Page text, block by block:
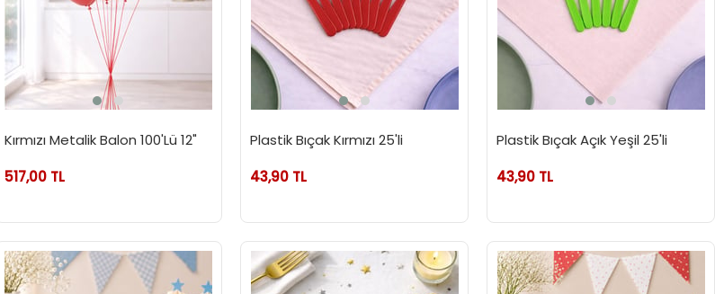
Kırmızı Metalik Balon 100'Lü 12"
517,00 TL
Plastik Bıçak Kırmızı 25'li
43,90 TL
Plastik Bıçak Açık Yeşil 25'li
43,90 TL